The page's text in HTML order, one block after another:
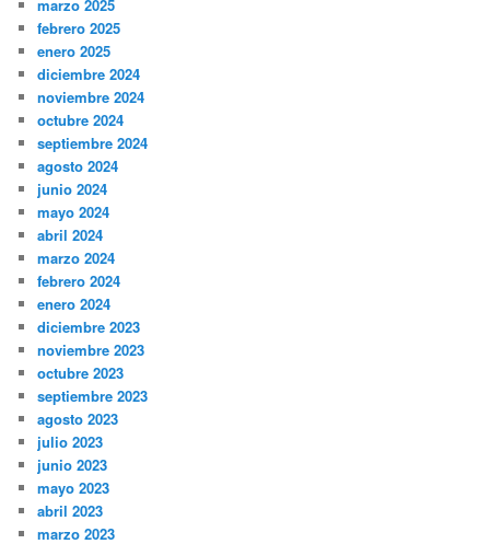
marzo 2025
febrero 2025
enero 2025
diciembre 2024
noviembre 2024
octubre 2024
septiembre 2024
agosto 2024
junio 2024
mayo 2024
abril 2024
marzo 2024
febrero 2024
enero 2024
diciembre 2023
noviembre 2023
octubre 2023
septiembre 2023
agosto 2023
julio 2023
junio 2023
mayo 2023
abril 2023
marzo 2023